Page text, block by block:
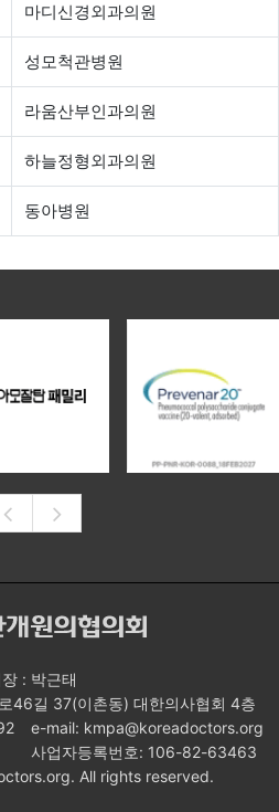
마디신경외과의원
성모척관병원
라움산부인과의원
하늘정형외과의원
동아병원
: 박근태
46길 37(이촌동) 대한의사협회 4층
e-mail: kmpa@koreadoctors.org
사업자등록번호: 106-82-63463
All rights reserved.